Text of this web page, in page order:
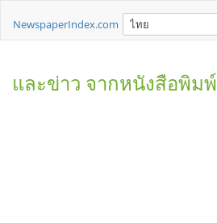
NewspaperIndex.com ไทย
และข่าว จากหนังสือพิมพ์